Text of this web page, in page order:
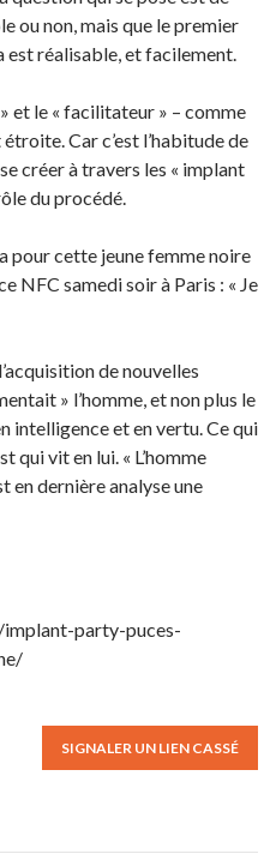
ou non, mais que le premier
réalisable, et facilement.
et le « facilitateur » – comme
Car c’est l’habitude de
créer à travers les « implant
du procédé.
pour cette jeune femme noire
NFC samedi soir à Paris : « Je
de nouvelles
» l’homme, et non plus le
intelligence et en vertu. Ce qui
qui vit en lui. « L’homme
en dernière analyse une
party-puces-
SIGNALER UN LIEN CASSÉ